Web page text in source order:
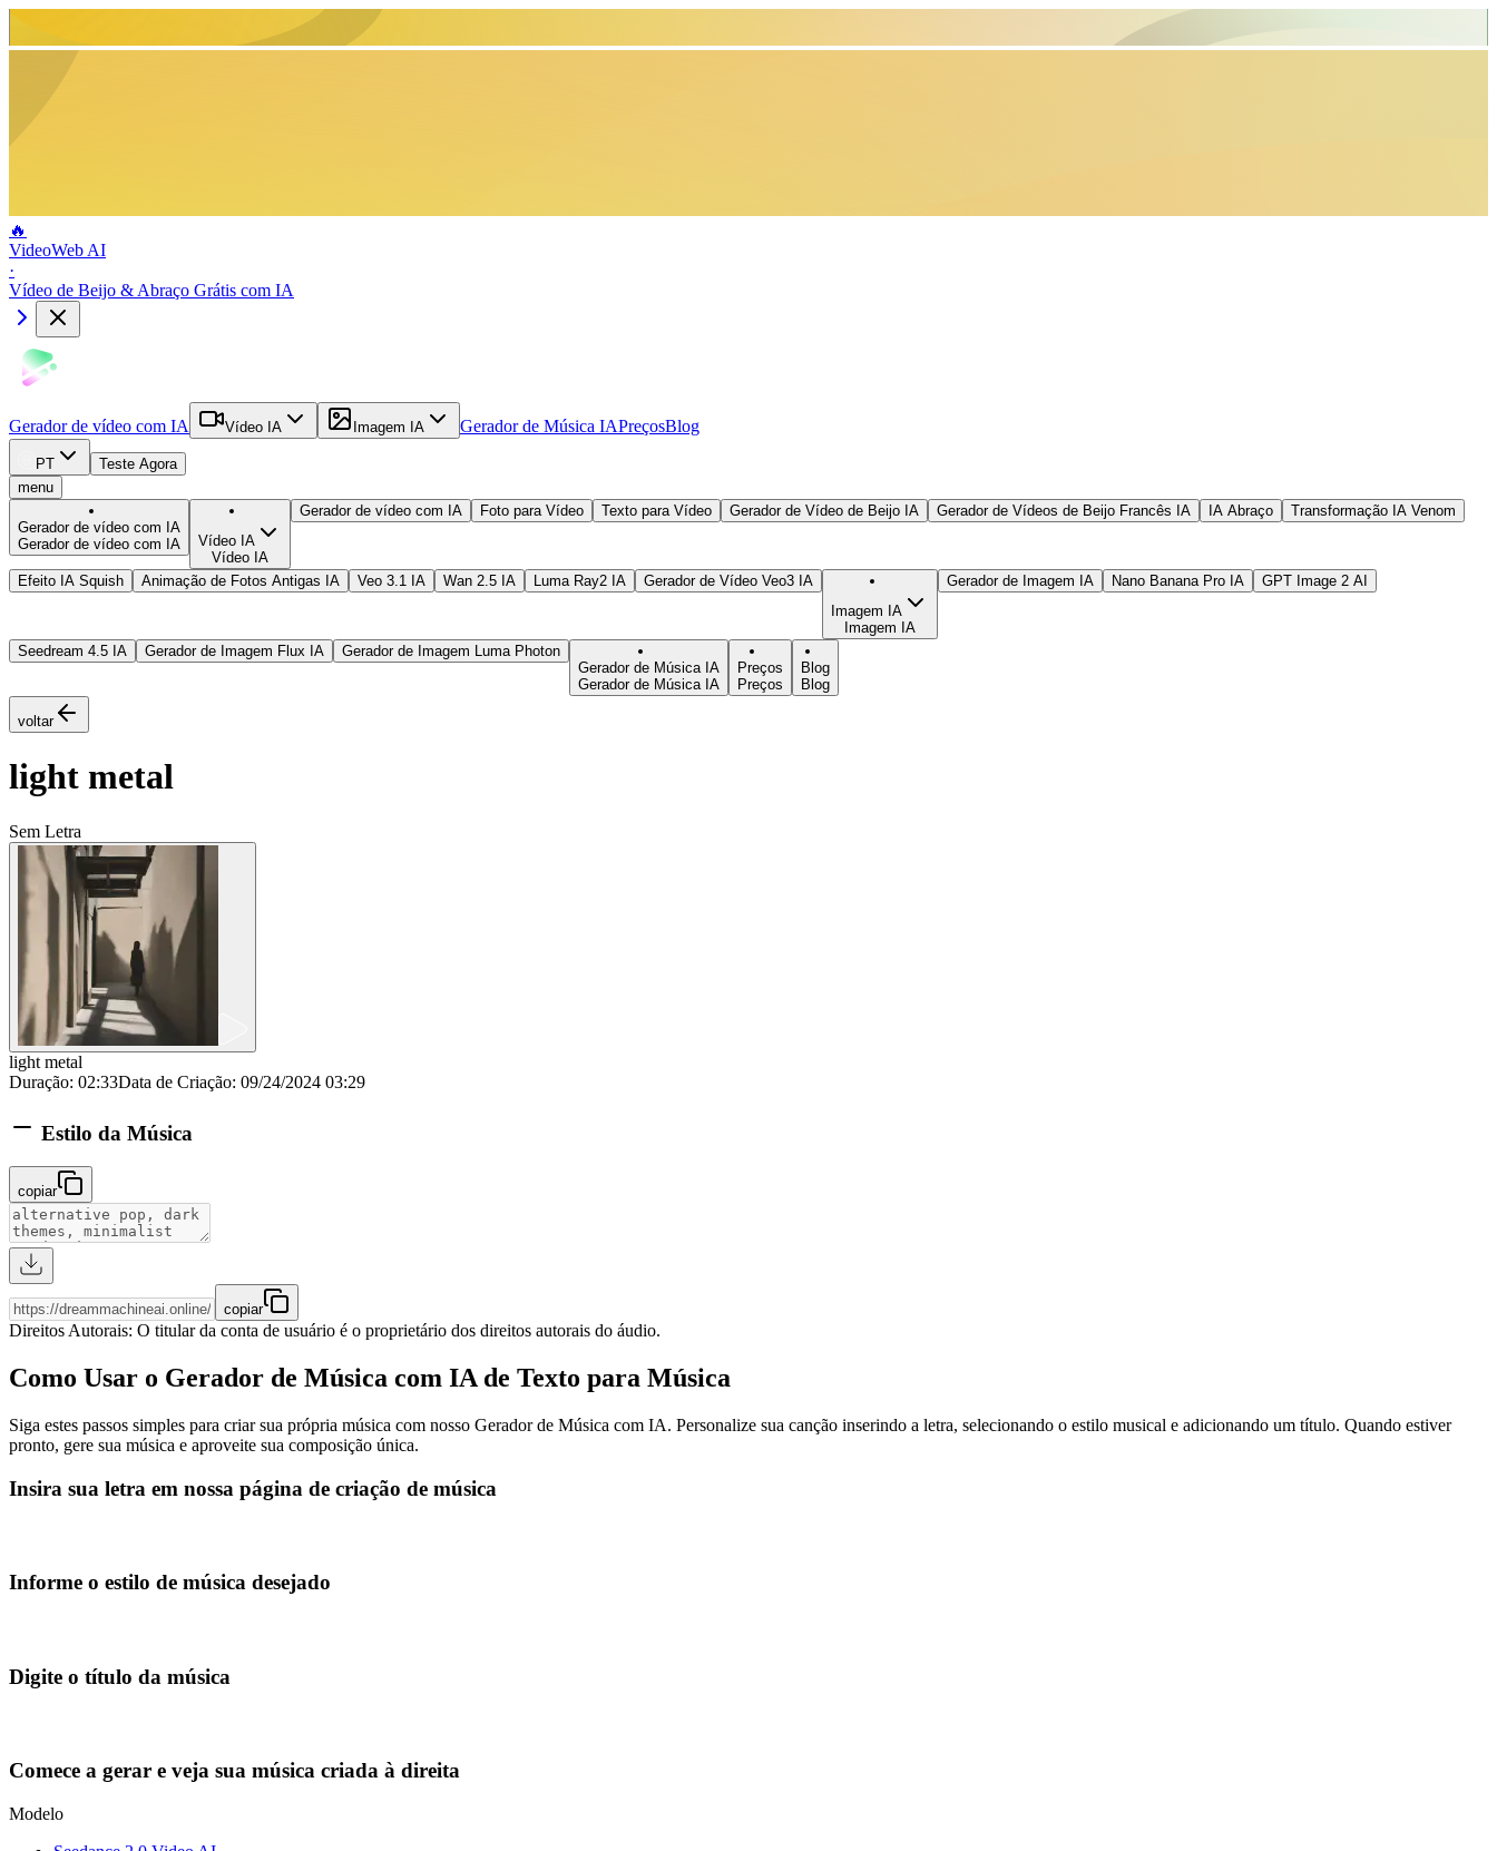
🔥
VideoWeb AI
·
Vídeo de Beijo & Abraço Grátis com IA
Gerador de vídeo com IA Vídeo IA Imagem IA Gerador de Música IAPreçosBlog
PT
Teste Agora
menu
Gerador de vídeo com IA
Gerador de vídeo com IA
Vídeo IA
Vídeo IA
Gerador de vídeo com IA Foto para Vídeo Texto para Vídeo Gerador de Vídeo de Beijo IA Gerador de Vídeos de Beijo Francês IA IA Abraço Transformação IA Venom
Efeito IA Squish Animação de Fotos Antigas IA Veo 3.1 IA Wan 2.5 IA Luma Ray2 IA
Gerador de Vídeo Veo3 IA
Imagem IA
Imagem IA
Gerador de Imagem IA Nano Banana Pro IA GPT Image 2 AI
Seedream 4.5 IA Gerador de Imagem Flux IA
Gerador de Imagem Luma Photon
Gerador de Música IA
Gerador de Música IA
Preços
Preços
Blog
Blog
voltar
light metal
Sem Letra
light metal
Duração: 02:33Data de Criação: 09/24/2024 03:29
Estilo da Música
copiar
copiar
Direitos Autorais: O titular da conta de usuário é o proprietário dos direitos autorais do áudio.
Como Usar o Gerador de Música com IA de Texto para Música
Siga estes passos simples para criar sua própria música com nosso Gerador de Música com IA. Personalize sua canção inserindo a letra, selecionando o estilo musical e adicionando um título. Quando estiver
pronto, gere sua música e aproveite sua composição única.
Insira sua letra em nossa página de criação de música
Informe o estilo de música desejado
Digite o título da música
Comece a gerar e veja sua música criada à direita
Modelo